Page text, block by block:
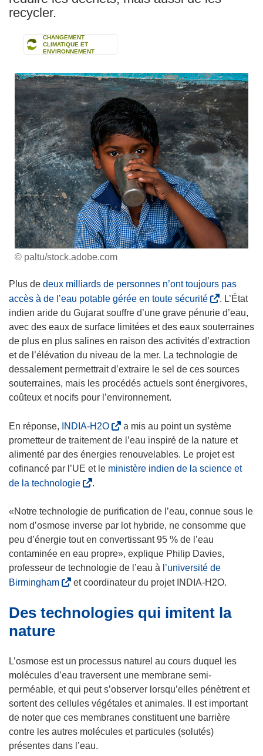
recycler.
CHANGEMENT
CLIMATIQUE ET
ENVIRONNEMENT
© paltu/stock.adobe.com
Plus de deux milliards de personnes n’ont toujours pas
accès à de l’eau potable gérée en toute sécurité(
s
’
o
u
v
r
a
n
s
u
n
o
u
v
e
l
e
ê
t
r
e
)
. L’État
indien aride du Gujarat souffre d’une grave pénurie d’eau,
avec des eaux de surface limitées et des eaux souterraines
de plus en plus salines en raison des activités d’extraction
et de l’élévation du niveau de la mer. La technologie de
dessalement permettrait d’extraire le sel de ces sources
souterraines, mais les procédés actuels sont énergivores,
coûteux et nocifs pour l’environnement.
En réponse, INDIA-H2O(
s
’
o
r
e
d
a
n
s
n
e
u
v
e
l
l
e
a mis au point un système
prometteur de traitement de l’eau inspiré de la nature et
alimenté par des énergies renouvelables. Le projet est
cofinancé par l’UE et le ministère indien de la science et
de la technologie(
’
o
u
v
r
e
a
n
e
n
o
u
v
e
.
«Notre technologie de purification de l’eau, connue sous le
nom d’osmose inverse par lot hybride, ne consomme que
peu d’énergie tout en convertissant 95 % de l’eau
contaminée en eau propre», explique Philip Davies,
professeur de technologie de l’eau à l’université de
Birmingham(
’
r
e
d
a
n
s
u
et coordinateur du projet INDIA-H2O.
Des technologies qui imitent la
nature
L’osmose est un processus naturel au cours duquel les
molécules d’eau traversent une membrane semi-
perméable, et qui peut s’observer lorsqu’elles pénètrent et
sortent des cellules végétales et animales. Il est important
de noter que ces membranes constituent une barrière
contre les autres molécules et particules (solutés)
présentes dans l’eau.